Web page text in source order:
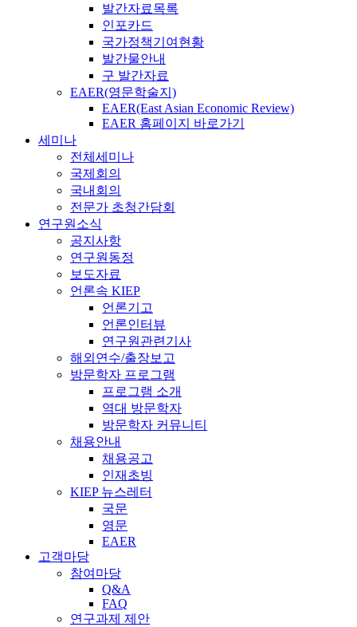
발간자료목록
인포카드
국가정책기여현황
발간물안내
구 발간자료
EAER(영문학술지)
EAER(East Asian Economic Review)
EAER 홈페이지 바로가기
세미나
전체세미나
국제회의
국내회의
전문가 초청간담회
연구원소식
공지사항
연구원동정
보도자료
언론속 KIEP
언론기고
언론인터뷰
연구원관련기사
해외연수/출장보고
방문학자 프로그램
프로그램 소개
역대 방문학자
방문학자 커뮤니티
채용안내
채용공고
인재초빙
KIEP 뉴스레터
국문
영문
EAER
고객마당
참여마당
Q&A
FAQ
연구과제 제안